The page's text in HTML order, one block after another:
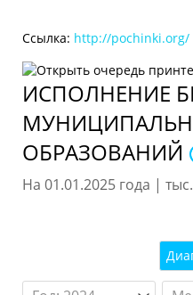
Ссылка: http://pochinki.org/
ИСПОЛНЕНИЕ
ОБРАЗОВАНИЙ
На 01.01.2025 года |